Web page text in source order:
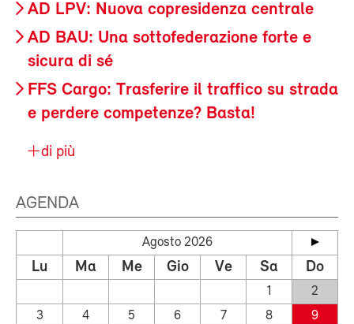
AD LPV: Nuova copresidenza centrale
AD BAU: Una sottofederazione forte e
sicura di sé
FFS Cargo: Trasferire il traffico su strada
e perdere competenze? Basta!
di più
AGENDA
Agosto 2026
Lu Ma Me Gio Ve Sa Do
1
2
3
4 5 6 7 8
9